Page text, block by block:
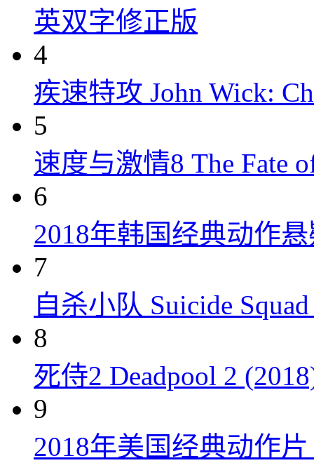
英双字修正版
4
疾速特攻 John Wick:
5
速度与激情8 The Fate
6
2018年韩国经典动作
7
自杀小队 Suicide
8
死侍2 Deadpool 2
9
2018年美国经典动作